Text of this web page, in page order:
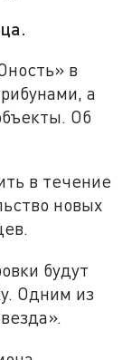
в
а
Об
в течение
новых
будут
Одним из